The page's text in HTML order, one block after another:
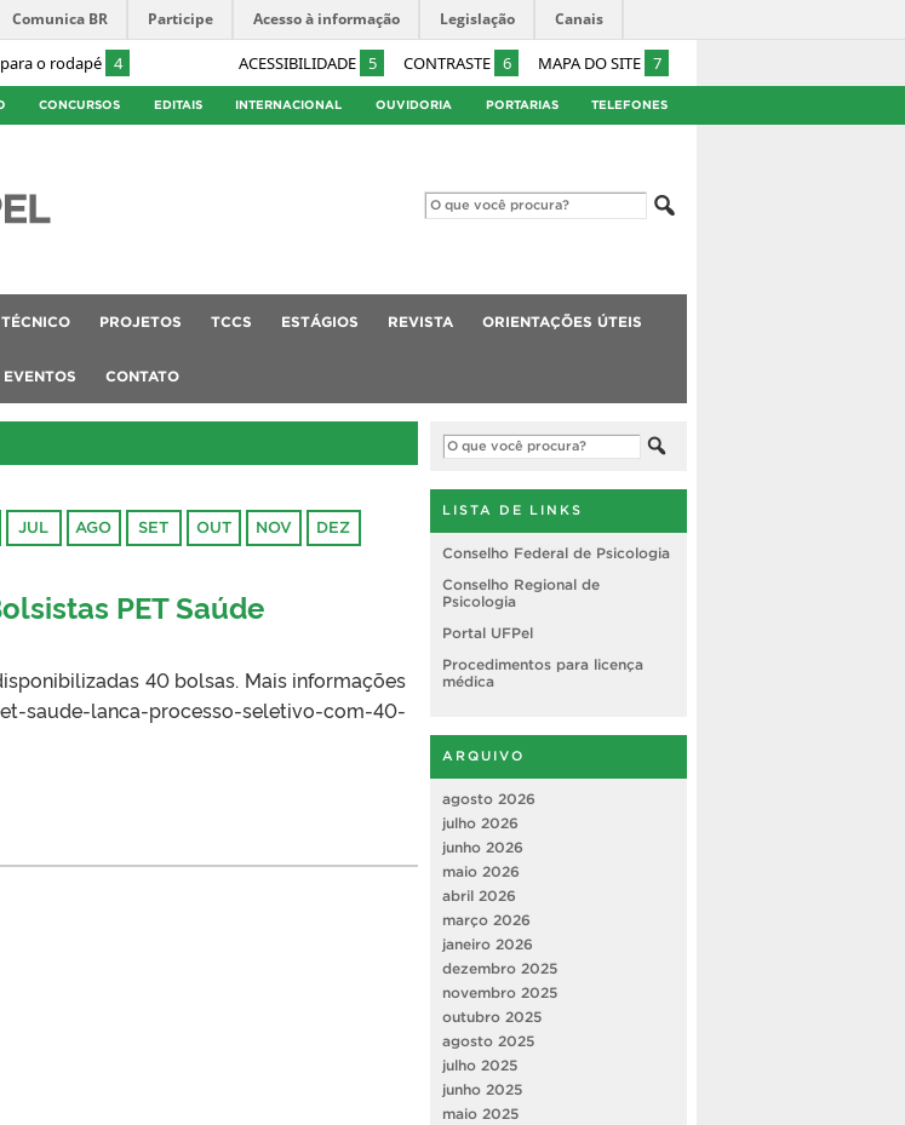
o rodapé 4 ACESSIBILIDADE 5 CONTRASTE 6 MAPA DO SITE 7
Comunica BR Participe Acesso à informação Legislação Canais
CONCURSOS EDITAIS INTERNACIONAL OUVIDORIA PORTARIAS TELEFONES
PROJETOS TCCS ESTÁGIOS REVISTA ORIENTAÇÕES ÚTEIS
EVENTOS CONTATO
JUL AGO SET OUT NOV DEZ
PET Saúde
40 bolsas. Mais informações
saude-lanca-processo-seletivo-com-40-
LISTA DE LINKS
Conselho Federal de Psicologia
Conselho Regional de
Psicologia
Portal UFPel
Procedimentos para licença
médica
ARQUIVO
agosto 2026
julho 2026
junho 2026
maio 2026
abril 2026
março 2026
janeiro 2026
dezembro 2025
novembro 2025
outubro 2025
agosto 2025
julho 2025
junho 2025
maio 2025